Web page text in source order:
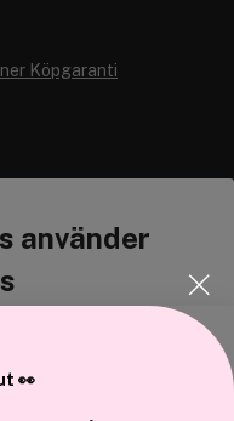
använder
innehållet och
👀